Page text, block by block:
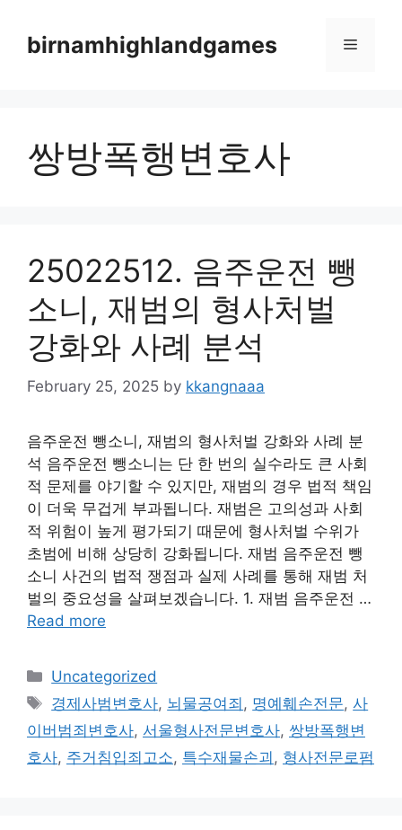
contentbirnamhighlandgames Menu
쌍방폭행변호사
25022512. 음주운전 뺑
소니, 재범의 형사처벌
강화와 사례 분석
February 25, 2025 by kkangnaaa
음주운전 뺑소니, 재범의 형사처벌 강화와 사례 분
석 음주운전 뺑소니는 단 한 번의 실수라도 큰 사회
적 문제를 야기할 수 있지만, 재범의 경우 법적 책임
이 더욱 무겁게 부과됩니다. 재범은 고의성과 사회
적 위험이 높게 평가되기 때문에 형사처벌 수위가
초범에 비해 상당히 강화됩니다. 재범 음주운전 뺑
소니 사건의 법적 쟁점과 실제 사례를 통해 재범 처
벌의 중요성을 살펴보겠습니다. 1. 재범 음주운전 …
Read more
Categories
Uncategorized
Tags
경제사범변호사, 뇌물공여죄 , 명예훼손전문,사
이버범죄변호사, 서울형사전문변호사, 쌍방폭행변
호사, 주거침입죄고소, 특수재물손괴 , 형사전문로펌